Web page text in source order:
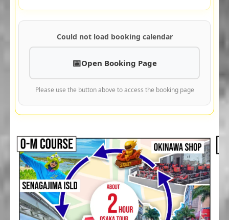
Could not load booking calendar
Open Booking Page
Please use the button above to access the booking page